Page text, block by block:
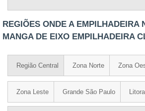
REGIÕES ONDE A EMPILHADEIRA
MANGA DE EIXO EMPILHADEIRA
Região Central Zona Norte Zona
Zona Leste Grande São Paulo